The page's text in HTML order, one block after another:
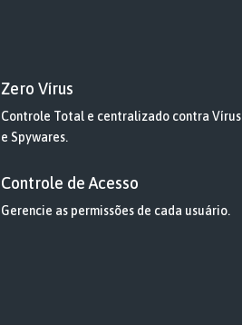
Zero Vírus
Controle Total e centralizado contra Vírus
e Spywares.
Controle de Acesso
Gerencie as permissões de cada usuário.